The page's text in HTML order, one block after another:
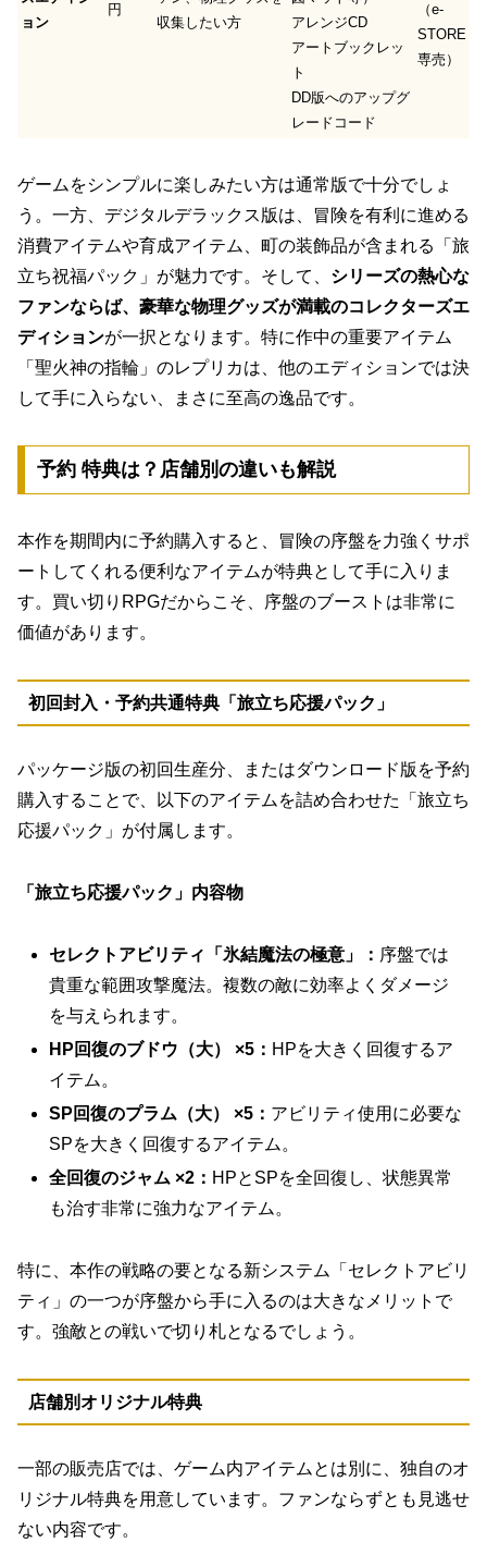
ョン
円
収集したい方
アレンジCD
アートブックレッ
ト
DD版へのアップグ
レードコード
（e-
STORE
専売）
ゲームをシンプルに楽しみたい方は通常版で十分でしょ
う。一方、デジタルデラックス版は、冒険を有利に進める
消費アイテムや育成アイテム、町の装飾品が含まれる「旅
立ち祝福パック」が魅力です。そして、 シリーズの熱心な
ファンならば、豪華な物理グッズが満載のコレクターズエ
ディションが一択となります。特に作中の重要アイテム
「聖火神の指輪」のレプリカは、他のエディションでは決
して手に入らない、まさに至高の逸品です。
予約 特典は？店舗別の違いも解説
本作を期間内に予約購入すると、冒険の序盤を力強くサポ
ートしてくれる便利なアイテムが特典として手に入りま
す。買い切りRPGだからこそ、序盤のブーストは非常に
価値があります。
初回封入・予約共通特典「旅立ち応援パック」
パッケージ版の初回生産分、またはダウンロード版を予約
購入することで、以下のアイテムを詰め合わせた「旅立ち
応援パック」が付属します。
「旅立ち応援パック」内容物
セレクトアビリティ「氷結魔法の極意」： 序盤では
貴重な範囲攻撃魔法。複数の敵に効率よくダメージ
を与えられます。
HP回復のブドウ（大） ×5： HPを大きく回復するア
イテム。
SP回復のプラム（大） ×5： アビリティ使用に必要な
SPを大きく回復するアイテム。
全回復のジャム ×2： HPとSPを全回復し、状態異常
も治す非常に強力なアイテム。
特に、本作の戦略の要となる新システム「セレクトアビリ
ティ」の一つが序盤から手に入るのは大きなメリットで
す。強敵との戦いで切り札となるでしょう。
店舗別オリジナル特典
一部の販売店では、ゲーム内アイテムとは別に、独自のオ
リジナル特典を用意しています。ファンならずとも見逃せ
ない内容です。